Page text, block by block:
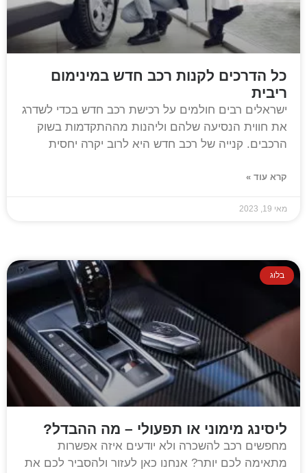
כל הדרכים לקנות רכב חדש במינימום
ריבית
ישראלים רבים חולמים על רכישת רכב חדש בכדי לשדרג
את חווית הנסיעה שלהם וליהנות מההתקדמות בשוק
הרכבים. קנייה של רכב חדש היא לרוב יקרה יחסית
קרא עוד »
מאי 19, 2023
בלוג
ליסינג מימוני או תפעולי – מה ההבדל?
מחפשים רכב להשכרה ולא יודעים איזה אפשרות
מתאימה לכם יותר? אנחנו כאן לעזור ולהסביר לכם את